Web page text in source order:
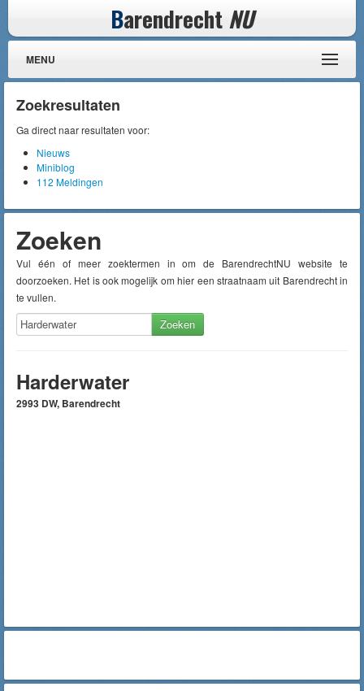
Barendrecht NU
MENU
Zoekresultaten
Ga direct naar resultaten voor:
Nieuws
Miniblog
112 Meldingen
Zoeken
Vul één of meer zoektermen in om de BarendrechtNU website te
doorzoeken. Het is ook mogelijk om hier een straatnaam uit Barendrecht in
te vullen.
Zoeken
Harderwater
2993 DW, Barendrecht